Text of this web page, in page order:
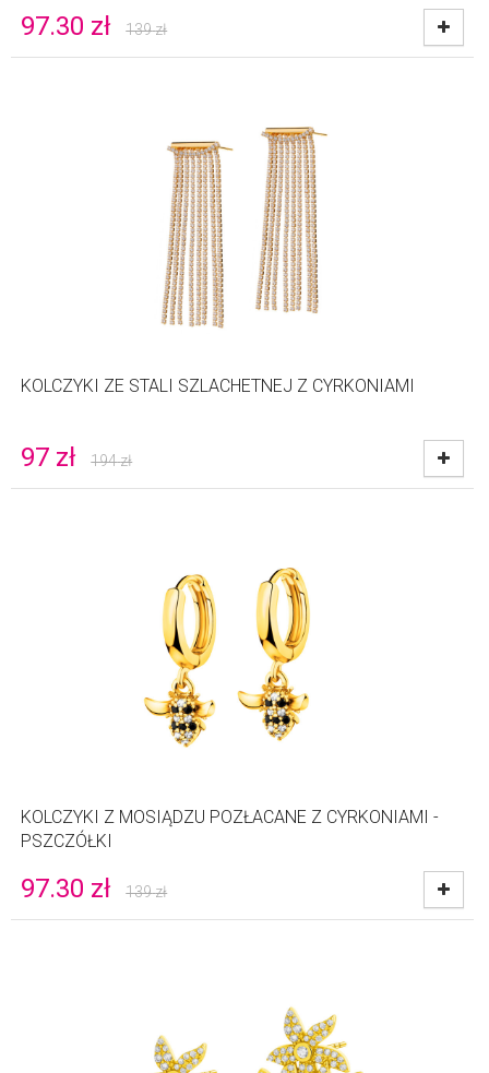
97.30 zł 139zł
KOLCZYKI ZE STALI SZLACHETNEJ Z CYRKONIAMI
97 zł 194zł
KOLCZYKI Z MOSIĄDZU POZŁACANE Z CYRKONIAMI -
PSZCZÓŁKI
97.30 zł 139zł